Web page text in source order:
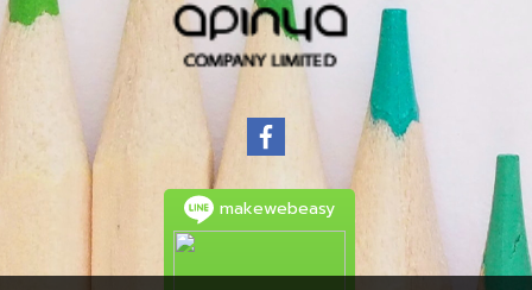
makewebeasy